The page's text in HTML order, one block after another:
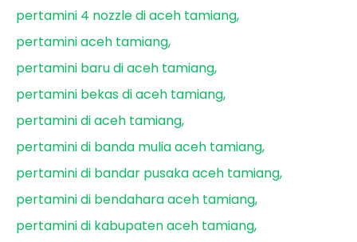
pertamini 4 nozzle di aceh tamiang
pertamini aceh tamiang
pertamini baru di aceh tamiang
pertamini bekas di aceh tamiang
pertamini di aceh tamiang
pertamini di banda mulia aceh tamiang
pertamini di bandar pusaka aceh tamiang
pertamini di bendahara aceh tamiang
pertamini di kabupaten aceh tamiang